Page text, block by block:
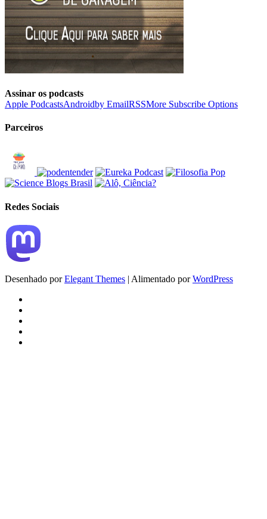
Assinar os podcasts
Apple PodcastsAndroidby EmailRSSMore Subscribe Options
Parceiros
Redes Sociais
Desenhado porElegant Themes | Alimentado porWordPress